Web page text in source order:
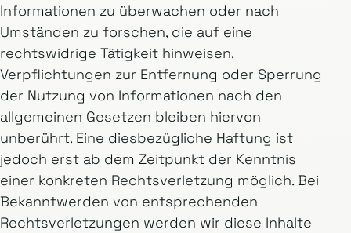
Informationen zu überwachen oder nach
Umständen zu forschen, die auf eine
rechtswidrige Tätigkeit hinweisen.
Verpflichtungen zur Entfernung oder Sperrung
der Nutzung von Informationen nach den
allgemeinen Gesetzen bleiben hiervon
unberührt. Eine diesbezügliche Haftung ist
jedoch erst ab dem Zeitpunkt der Kenntnis
einer konkreten Rechtsverletzung möglich. Bei
Bekanntwerden von entsprechenden
Rechtsverletzungen werden wir diese Inhalte